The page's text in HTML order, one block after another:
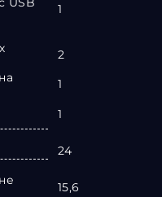
1
2
1
1
24
15,6